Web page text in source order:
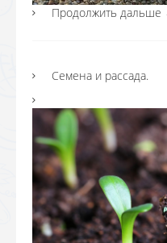
Продолжить дальше
Семена и рассада.